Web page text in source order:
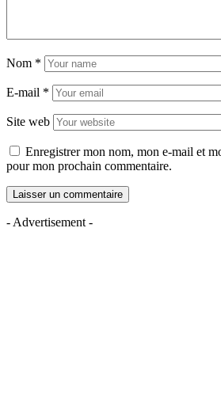
Nom *
E-mail *
Site web
Enregistrer mon nom, mon e-mail et
pour mon prochain commentaire.
- Advertisement -